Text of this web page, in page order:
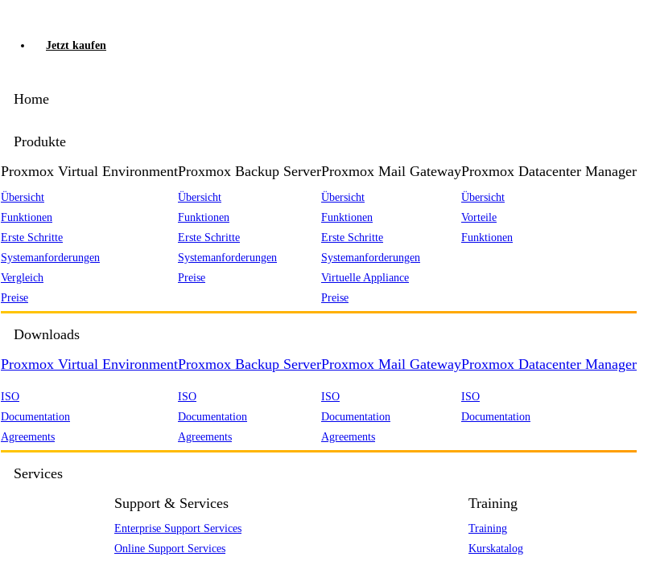
Jetzt kaufen
Home
Produkte
Proxmox Virtual Environment
Übersicht
Funktionen
Erste Schritte
Systemanforderungen
Vergleich
Preise
Proxmox Backup Server
Übersicht
Funktionen
Erste Schritte
Systemanforderungen
Preise
Proxmox Mail Gateway
Übersicht
Funktionen
Erste Schritte
Systemanforderungen
Virtuelle Appliance
Preise
Proxmox Datacenter Manager
Übersicht
Vorteile
Funktionen
Downloads
Proxmox Virtual Environment
ISO
Documentation
Agreements
Proxmox Backup Server
ISO
Documentation
Agreements
Proxmox Mail Gateway
ISO
Documentation
Agreements
Proxmox Datacenter Manager
ISO
Documentation
Services
Support & Services
Enterprise Support Services
Online Support Services
Training
Training
Kurskatalog